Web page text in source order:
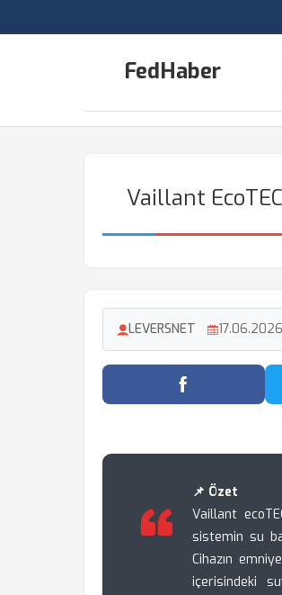
FedHaber
Vaillant
LEVERSNET 17.06.2026
Facebook'ta
📌 Özet
Vaillant
sistemin su
Cihazın
içerisindeki